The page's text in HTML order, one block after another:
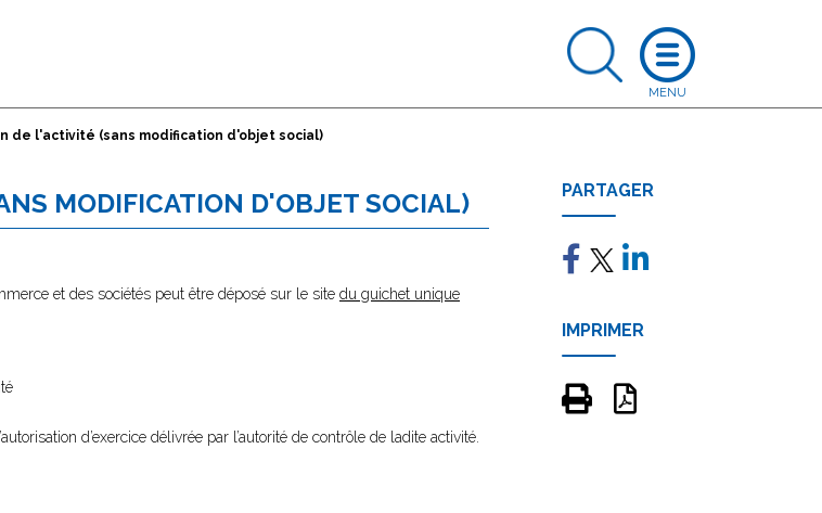
de l'activité (sans modification d'objet social)
MODIFICATION D'OBJET SOCIAL)
et des sociétés peut être déposé sur le site du guichet unique
d’exercice délivrée par l’autorité de contrôle de ladite activité.
PARTAGER
IMPRIMER